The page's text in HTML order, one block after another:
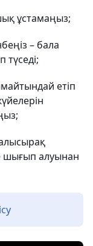
ұстамаңыз;
– бала
түседі;
етіп
шығып алуынан